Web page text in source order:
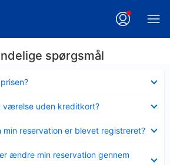
spørgsmål
værelse uden kreditkort?
min reservation er blevet registreret?
ændre min reservation gennem